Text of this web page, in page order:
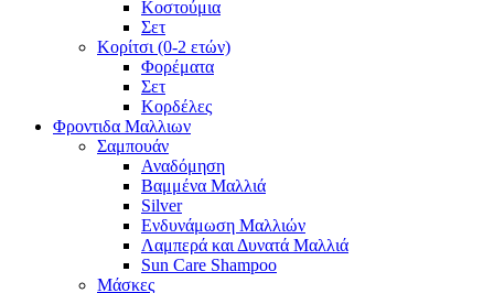
Κοστούμια
Σετ
Κορίτσι (0-2 ετών)
Φορέματα
Σετ
Κορδέλες
Φροντιδα Μαλλιων
Σαμπουάν
Αναδόμηση
Βαμμένα Μαλλιά
Silver
Ενδυνάμωση Μαλλιών
Λαμπερά και Δυνατά Μαλλιά
Sun Care Shampoo
Μάσκες